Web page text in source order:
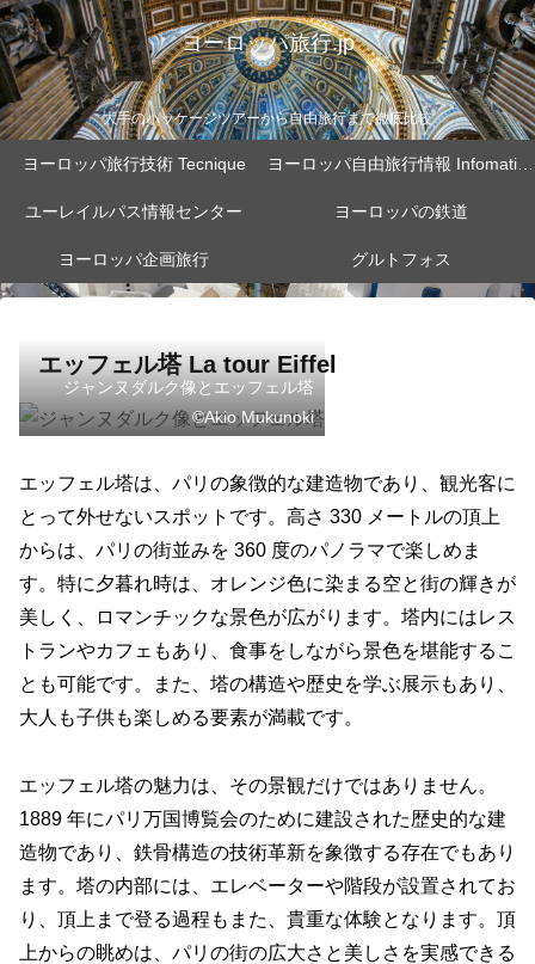
ヨーロッパ旅行.jp
大手のパッケージツアーから自由旅行まで徹底比較
ヨーロッパ旅行技術 Tecnique ヨーロッパ自由旅行情報 Infomation
ユーレイルパス情報センター ヨーロッパの鉄道
ヨーロッパ企画旅行 グルトフォス
エッフェル塔 La tour Eiffel
ジャンヌダルク像とエッフェル塔
©Akio Mukunoki
エッフェル塔は、パリの象徴的な建造物であり、観光客に
とって外せないスポットです。高さ 330 メートルの頂上
からは、パリの街並みを 360 度のパノラマで楽しめま
す。特に夕暮れ時は、オレンジ色に染まる空と街の輝きが
美しく、ロマンチックな景色が広がります。塔内にはレス
トランやカフェもあり、食事をしながら景色を堪能するこ
とも可能です。また、塔の構造や歴史を学ぶ展示もあり、
大人も子供も楽しめる要素が満載です。
エッフェル塔の魅力は、その景観だけではありません。
1889 年にパリ万国博覧会のために建設された歴史的な建
造物であり、鉄骨構造の技術革新を象徴する存在でもあり
ます。塔の内部には、エレベーターや階段が設置されてお
り、頂上まで登る過程もまた、貴重な体験となります。頂
上からの眺めは、パリの街の広大さと美しさを実感できる